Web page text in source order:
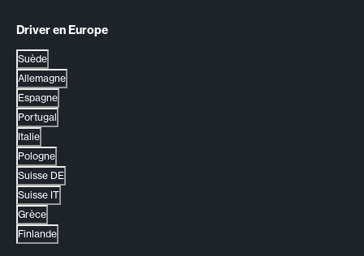
Driver en Europe
Suède
Allemagne
Espagne
Portugal
Italie
Pologne
Suisse DE
Suisse IT
Grèce
Finlande